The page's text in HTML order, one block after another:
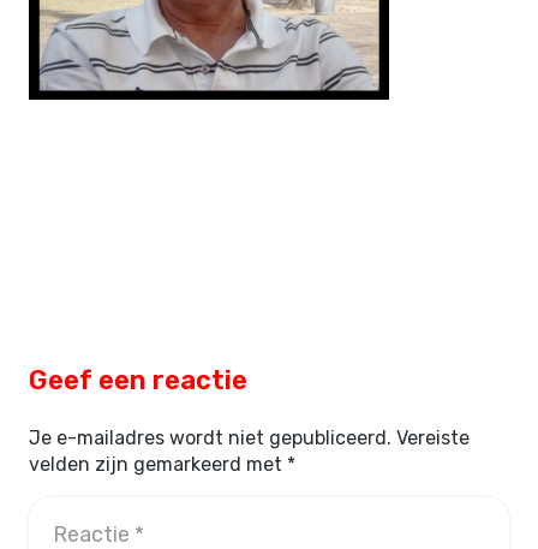
Geef een reactie
Je e-mailadres wordt niet gepubliceerd. Vereiste
velden zijn gemarkeerd met *